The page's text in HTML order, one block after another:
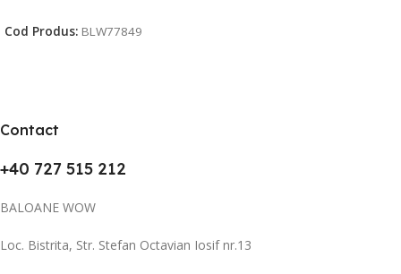
Cod Produs: BLW77849
Contact
+40 727 515 212
BALOANE WOW
Loc. Bistrita, Str. Stefan Octavian Iosif nr.13